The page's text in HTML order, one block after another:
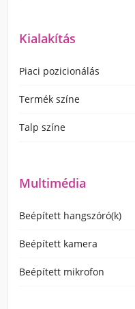
Kialakítás
Piaci pozicionálás
Termék színe
Talp színe
Multimédia
Beépített hangszóró(k)
Beépített kamera
Beépített mikrofon